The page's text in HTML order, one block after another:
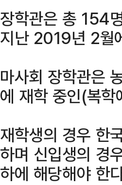
장학관은 총 154
지난 2019년 2월
마사회 장학관은
에 재학 중인(복
재학생의 경우 한
하며 신입생의 경
하에 해당해야 한